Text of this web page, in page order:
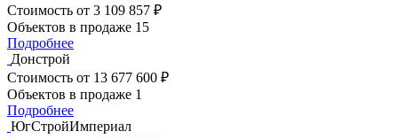
Стоимость от 3 109 857 ₽
Объектов в продаже 15
Подробнее
Донстрой
Стоимость от 13 677 600 ₽
Объектов в продаже 1
Подробнее
ЮгСтройИмпериал